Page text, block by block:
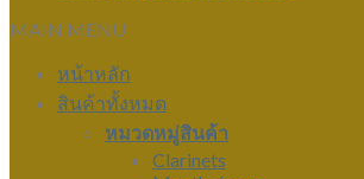
MAIN MENU
หน้าหลัก
สินค้าทั้งหมด
หมวดหมู่สินค้า
Clarinets